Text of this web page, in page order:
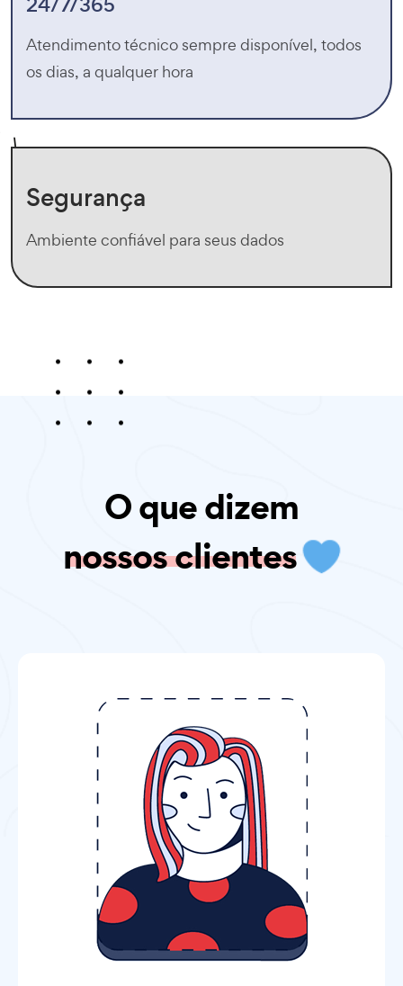
Atendimento técnico sempre disponível, todos
os dias, a qualquer hora
Segurança
Ambiente confiável para seus dados
O que dizem
nossos clientes